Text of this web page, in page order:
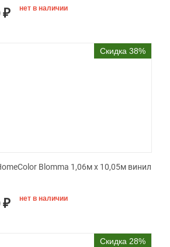
₽ нет в наличии
Скидка 38%
Blomma 1,06м х 10,05м винил
₽ нет в наличии
Скидка 28%